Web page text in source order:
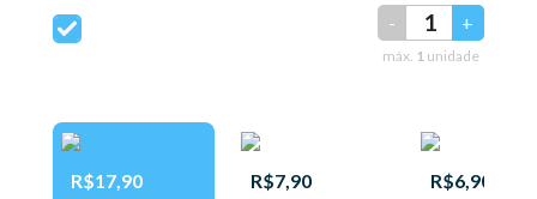
- +
máx. 1 unidade
R$17,90
R$7,90
R$6,90